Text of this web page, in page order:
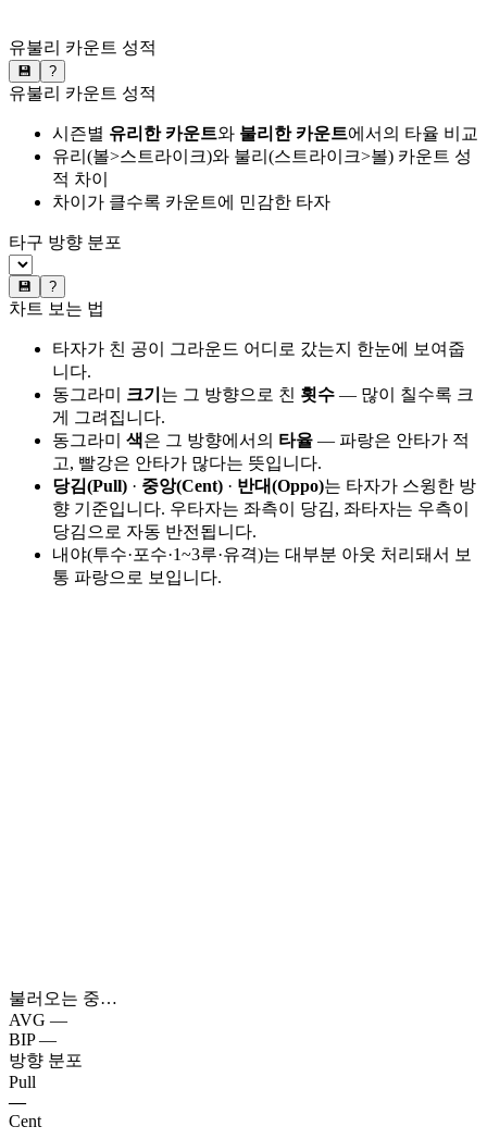
유불리 카운트 성적
💾 ?
유불리 카운트 성적
시즌별 유리한 카운트와 불리한 카운트에서의 타율 비교
유리(볼>스트라이크)와 불리(스트라이크>볼) 카운트 성
적 차이
차이가 클수록 카운트에 민감한 타자
타구 방향 분포
💾 ?
차트 보는 법
타자가 친 공이 그라운드 어디로 갔는지 한눈에 보여줍
니다.
동그라미 크기 는 그 방향으로 친 횟수 — 많이 칠수록 크
게 그려집니다.
동그라미 색은 그 방향에서의 타율 — 파랑은 안타가 적
고, 빨강은 안타가 많다는 뜻입니다.
당김(Pull) · 중앙(Cent) · 반대(Oppo)는 타자가 스윙한 방
향 기준입니다. 우타자는 좌측이 당김, 좌타자는 우측이
당김으로 자동 반전됩니다.
내야(투수·포수·1~3루·유격)는 대부분 아웃 처리돼서 보
통 파랑으로 보입니다.
불러오는 중…
AVG —
BIP —
방향 분포
Pull
—
Cent